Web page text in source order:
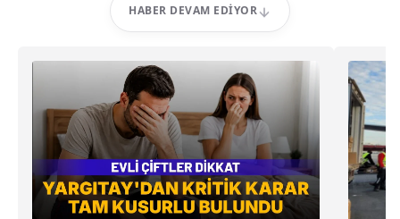
HABER DEVAM EDIYOR